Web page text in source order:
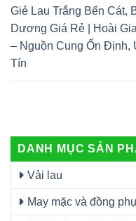
Giẻ Lau Trắng Bến Cát,
Dương Giá Rẻ | Hoài
– Nguồn Cung Ổn Định,
Tín
DANH MỤC SẢN
Vải lau
May mặc và đồng